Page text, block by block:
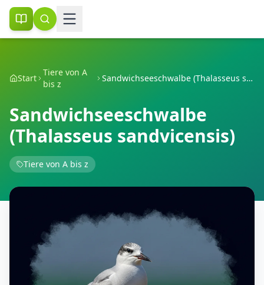
Start
Tiere von A
bis z
Sandwichseeschwalbe (Thalasseus sandvicensis)
Sandwichseeschwalbe
(Thalasseus sandvicensis)
Tiere von A bis z